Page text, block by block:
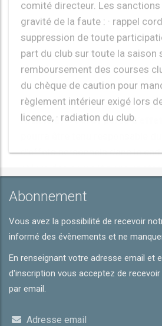
du chèque de caution pour
règlement intérieur exigé lors
licence, · radiation du club.
Article 8) « Vol et perte
pourra être tenu responsable du
d’effets personnels dans le
et lors des compétitions et
Abonnement
Vous avez la possibilité de recevoir
informé des évènements et ne
En renseignant votre adresse email et
d'inscription vous acceptez de
par email.
Adresse email